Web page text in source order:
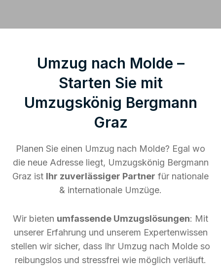
Umzug nach Molde –
Starten Sie mit
Umzugskönig Bergmann
Graz
Planen Sie einen Umzug nach Molde? Egal wo
die neue Adresse liegt, Umzugskönig Bergmann
Graz ist Ihr zuverlässiger Partner für nationale
& internationale Umzüge.
Wir bieten umfassende Umzugslösungen: Mit
unserer Erfahrung und unserem Expertenwissen
stellen wir sicher, dass Ihr Umzug nach Molde so
reibungslos und stressfrei wie möglich verläuft.